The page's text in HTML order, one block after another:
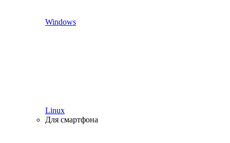
Windows
Linux
Для смартфона